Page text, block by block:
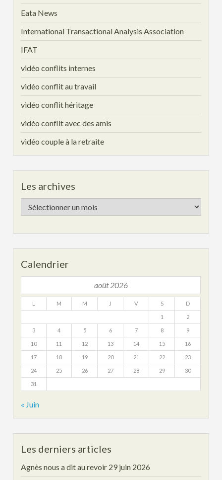
Eata News
International Transactional Analysis Association
IFAT
vidéo conflits internes
vidéo conflit au travail
vidéo conflit héritage
vidéo conflit avec des amis
vidéo couple à la retraite
Les archives
Les
archives
Calendrier
août 2026
L M M J V S D
1 2
3 4 5 6 7 8 9
10 11 12 13 14 15 16
17 18 19 20 21 22 23
24 25 26 27 28 29 30
31
« Juin
Les derniers articles
Agnès nous a dit au revoir 29 juin 2026